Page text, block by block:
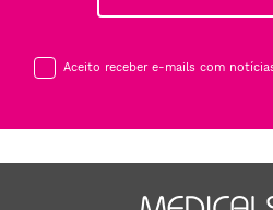
Aceito receber e-mails com